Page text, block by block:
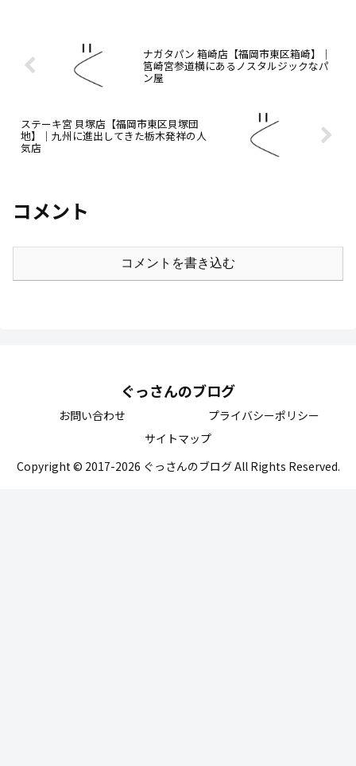
ナガタパン 箱崎店【福岡市東区箱崎】｜
筥崎宮参道横にあるノスタルジックなパ
ン屋
ステーキ宮 貝塚店【福岡市東区貝塚団
地】｜九州に進出してきた栃木発祥の人
気店
コメント
コメントを書き込む
ぐっさんのブログ
お問い合わせ
プライバシーポリシー
サイトマップ
Copyright © 2017-2026 ぐっさんのブログ All Rights Reserved.